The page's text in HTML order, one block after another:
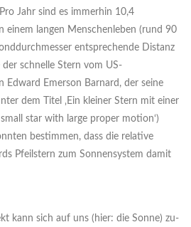
Jahr sind es immerhin 10,4
einem langen Menschenleben (rund 90
entsprechende Distanz
schnelle Stern vom US-
Edward Emerson Barnard, der seine
dem Titel ‚Ein kleiner Stern mit einer
small star with large proper motion‘)
bestimmen, dass die relative
Pfeilstern zum Sonnensystem damit
kann sich auf uns (hier: die Sonne) zu-